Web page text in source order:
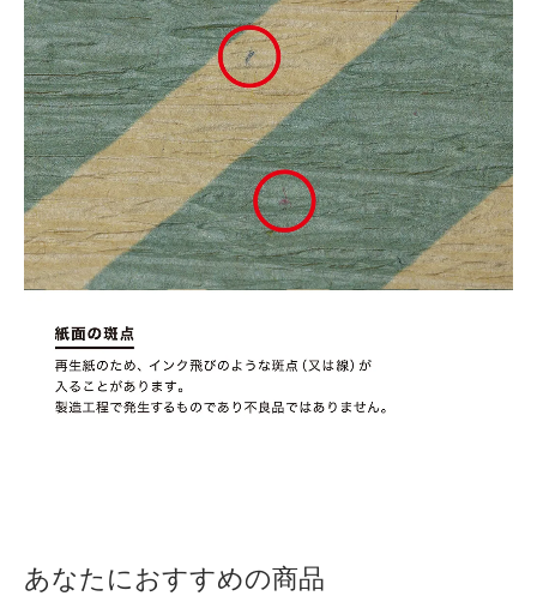
あなたにおすすめの商品